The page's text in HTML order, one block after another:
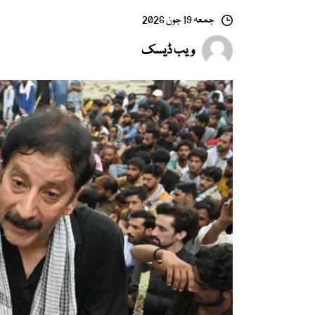
جمعہ 19 جون 2026
ویب ڈیسک